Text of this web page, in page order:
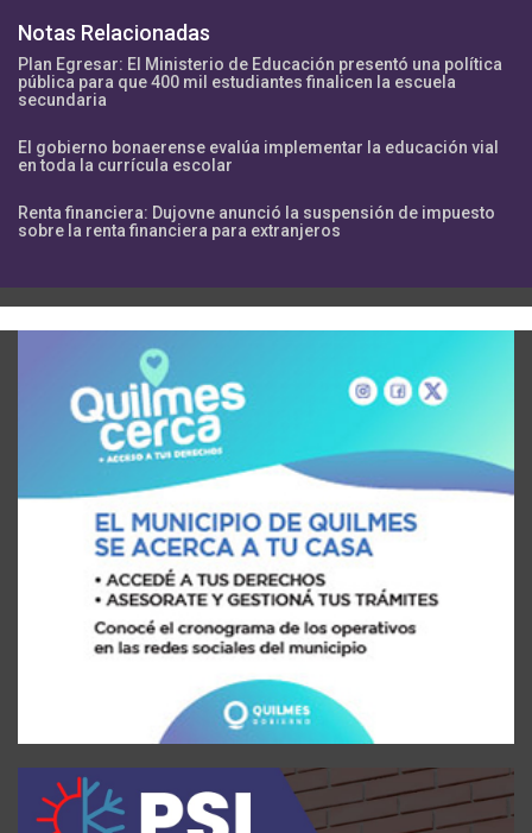
Notas Relacionadas
Plan Egresar: El Ministerio de Educación presentó una política
pública para que 400 mil estudiantes finalicen la escuela
secundaria
El gobierno bonaerense evalúa implementar la educación vial
en toda la currícula escolar
Renta financiera: Dujovne anunció la suspensión de impuesto
sobre la renta financiera para extranjeros